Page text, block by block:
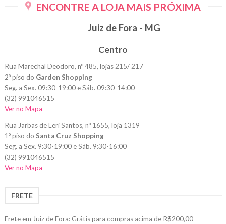
ENCONTRE A LOJA MAIS PRÓXIMA
Juiz de Fora - MG
Centro
Rua Marechal Deodoro, nº 485, lojas 215/ 217
2º piso do Garden Shopping
Seg. a Sex. 09:30-19:00 e Sáb. 09:30-14:00
(32) 991046515
Ver no Mapa
Rua Jarbas de Leri Santos, nº 1655, loja 1319
1º piso do Santa Cruz Shopping
Seg. a Sex. 9:30-19:00 e Sáb. 9:30-16:00
(32) 991046515
Ver no Mapa
FRETE
Frete em Juiz de Fora: Grátis para compras acima de R$200,00